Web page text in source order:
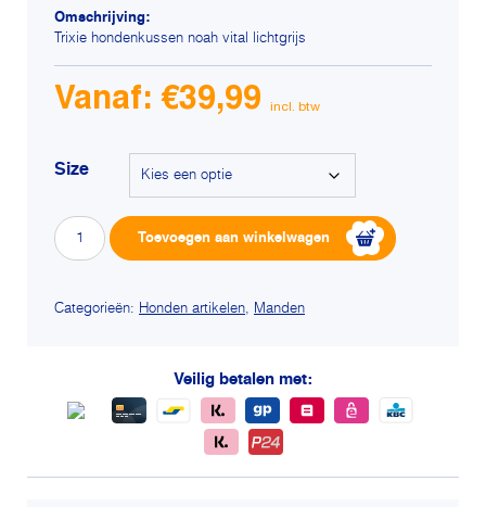
Omschrijving:
Trixie hondenkussen noah vital lichtgrijs
Vanaf: €39,99
Size
Trixie
hondenkussen
lichtgrijs
Toevoegen aan winkelwagen
Categorieën: Honden artikelen, Manden
Veilig betalen met: